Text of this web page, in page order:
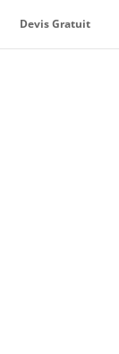
Devis Gratuit